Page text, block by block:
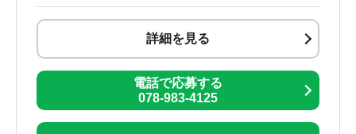
詳細を見る
電話で応募する
078-983-4125